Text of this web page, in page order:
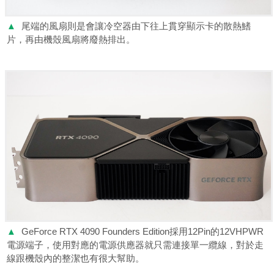
▲
尾端的風扇則是會讓冷空器由下往上貫穿顯示卡的散熱鰭
片，再由機殼風扇將廢熱排出。
▲
GeForce RTX 4090 Founders Edition採用12Pin的12VHPWR
電源端子，使用對應的電源供應器就只需連接單一纜線，對於走
線跟機殼內的整潔也有很大幫助。